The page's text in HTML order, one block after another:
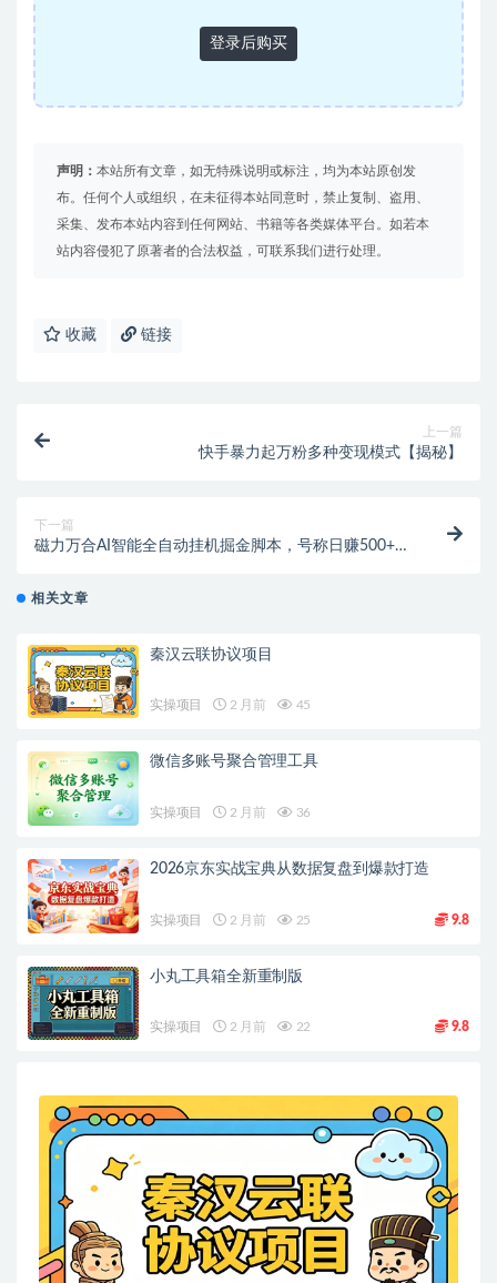
登录后购买
声明： 本站所有文章，如无特殊说明或标注，均为本站原创发
布。任何个人或组织，在未征得本站同意时，禁止复制、盗用、
采集、发布本站内容到任何网站、书籍等各类媒体平台。如若本
站内容侵犯了原著者的合法权益，可联系我们进行处理。
收藏 链接
上一篇
快手暴力起万粉多种变现模式【揭秘】
下一篇
磁力万合AI智能全自动挂机掘金脚本，号称日赚500+
相关文章
秦汉云联协议项目
实操项目 2 月前 45
微信多账号聚合管理工具
实操项目 2 月前 36
2026京东实战宝典从数据复盘到爆款打造
实操项目 2 月前 25 9.8
小丸工具箱全新重制版
实操项目 2 月前 22 9.8